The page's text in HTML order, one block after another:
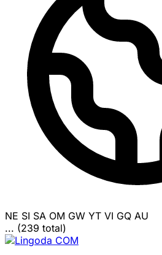
NE SI SA OM GW YT VI GQ AU
... (239 total)